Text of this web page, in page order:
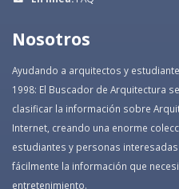
Nosotros
Ayudando a arquitectos y
1998: El Buscador de Arquitectura
clasificar la información sobre
Internet, creando una enorme
estudiantes y personas
fácilmente la información que
entretenimiento.